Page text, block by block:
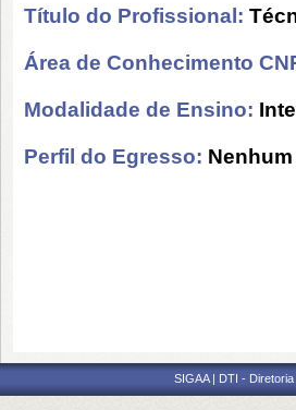
Título do Profissional:
Área de Conhecimento
Modalidade de Ensino:
Perfil do Egresso:
SIGAA | DTI -